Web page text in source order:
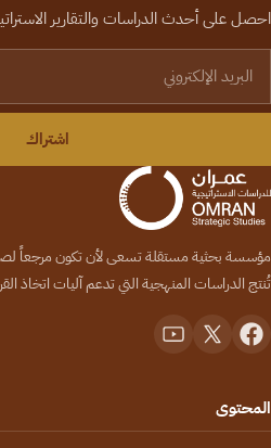
احصل على أحدث الدراسات والتقارير
اشتراك
مؤسسة بحثية مستقلة تسعى لأن تكون مرجعاً
تُنتج الدراسات المنهجية التي تدعم آليات اتخاذ
المحتوى